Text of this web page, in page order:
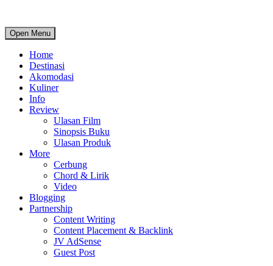
Open Menu
Home
Destinasi
Akomodasi
Kuliner
Info
Review
Ulasan Film
Sinopsis Buku
Ulasan Produk
More
Cerbung
Chord & Lirik
Video
Blogging
Partnership
Content Writing
Content Placement & Backlink
JV AdSense
Guest Post